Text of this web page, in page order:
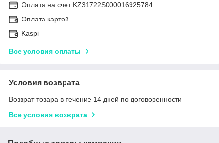
Оплата на счет KZ31722S000016925784
Оплата картой
Kaspi
Все условия оплаты
Условия возврата
Возврат товара в течение 14 дней по договоренности
Все условия возврата